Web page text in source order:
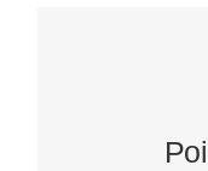
40 points